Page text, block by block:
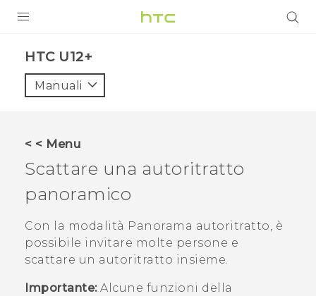
VIVE
VIVERSE
ASSISTENZA
Accessori e dispositivi HTC
Accesso
HTC U12+‎
Manuali
< < Menu
Scattare una autoritratto
panoramico
Con la modalità Panorama autoritratto, è
possibile invitare molte persone e
scattare un autoritratto insieme.
Importante:Alcune funzioni della